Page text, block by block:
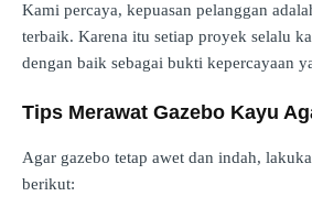
Kami percaya, kepuasan pelanggan
terbaik. Karena itu setiap proyek selalu
dengan baik sebagai bukti kepercayaan
Tips Merawat Gazebo Kayu
Agar gazebo tetap awet dan indah,
berikut: